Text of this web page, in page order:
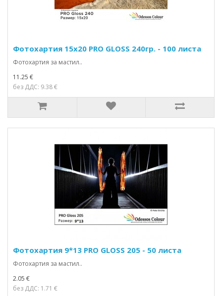
Фотохартия 15x20 PRO GLOSS 240гр. - 100 листа
Фотохартия за мастил..
11.25 €
без ДДС: 9.38 €
Фотохартия 9*13 PRO GLOSS 205 - 50 листа
Фотохартия за мастил..
2.05 €
без ДДС: 1.71 €